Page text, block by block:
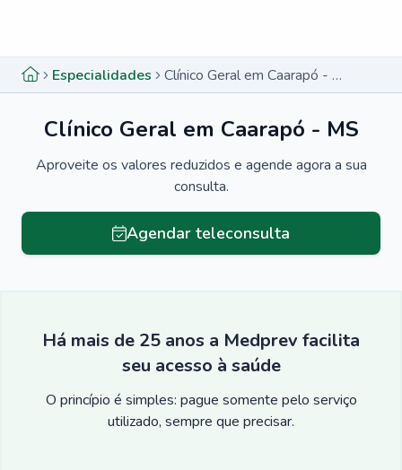
Especialidades Clínico Geral em Caarapó - MS
Clínico Geral em Caarapó - MS
Aproveite os valores reduzidos e agende agora a sua
consulta.
Agendar teleconsulta
Há mais de 25 anos a Medprev facilita
seu acesso à saúde
O princípio é simples: pague somente pelo serviço
utilizado, sempre que precisar.